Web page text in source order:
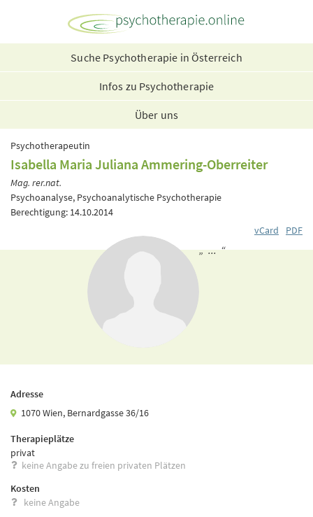
Suche Psychotherapie in Österreich
Infos zu Psychotherapie
Über uns
Psychotherapeutin
Isabella Maria Juliana Ammering-Oberreiter
Mag. rer.nat.
Psychoanalyse, Psychoanalytische Psychotherapie
Berechtigung: 14.10.2014
vCard
PDF
„ ... “
Adresse
1070 Wien, Bernardgasse 36/16
Therapieplätze
privat
keine Angabe zu freien privaten Plätzen
Kosten
keine Angabe